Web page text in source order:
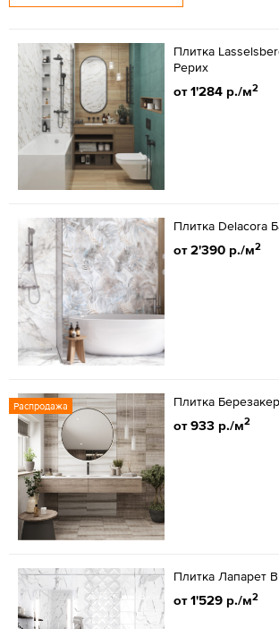
Плитка
Рерих
от 1'284 р./м2
Плитка Delacora
от 2'390 р./м2
Распродажа Плитка
от 933 р./м2
Плитка Лапарет
от 1'529 р./м2